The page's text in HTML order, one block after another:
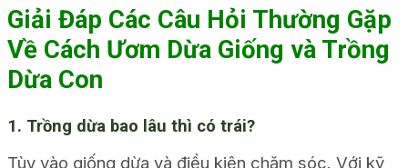
Giải Đáp Các Câu Hỏi Thường Gặp
Về Cách Ươm Dừa Giống và Trồng
Dừa Con
1. Trồng dừa bao lâu thì có trái?
Tùy vào giống dừa và điều kiện chăm sóc. Với kỹ